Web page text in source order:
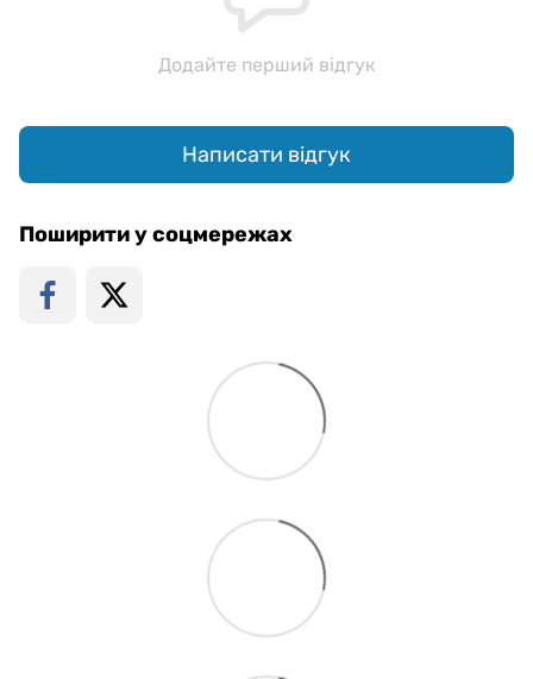
Додайте перший відгук
Написати відгук
Поширити у соцмережах